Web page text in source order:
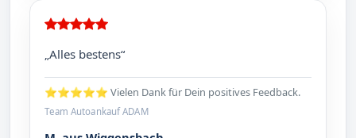
„Alles bestens“
⭐⭐⭐⭐⭐ Vielen Dank für Dein positives Feedback.
Team Autoankauf ADAM